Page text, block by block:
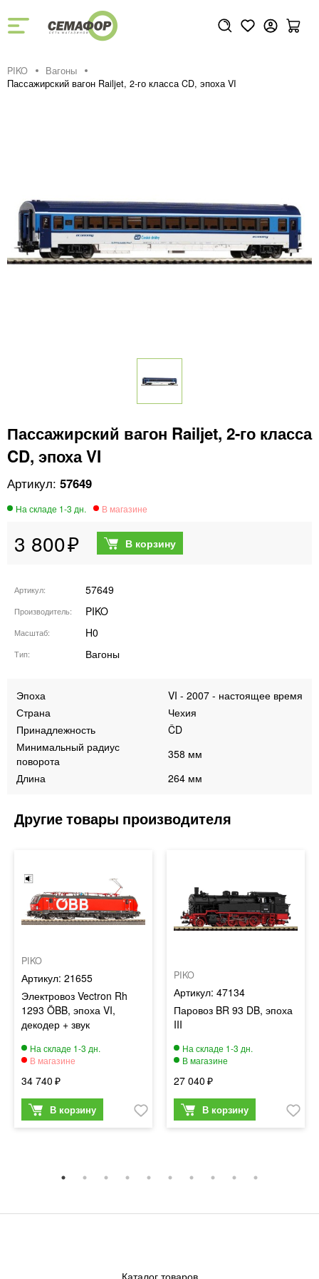
PIKO
Вагоны
Пассажирский вагон Railjet, 2-го класса CD, эпоха VI
Пассажирский вагон Railjet, 2-го класса
CD, эпоха VI
57649
3 800
Артикул 57649
Производитель PIKO
Масштаб H0
Тип Вагоны
Эпоха
VI - 2007 - настоящее время
Страна
Чехия
Принадлежность
ČD
Минимальный радиус
поворота
358 мм
Длина
264 мм
PIKO
21655
Электровоз Vectron Rh
1293 ÖBB, эпоха VI,
декодер + звук
34 740
PIKO
47134
Паровоз BR 93 DB, эпоха
III
27 040
Каталог товаров